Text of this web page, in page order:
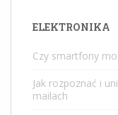
ELEKTRONIKA
Czy smartfony
Jak rozpoznać i
mailach